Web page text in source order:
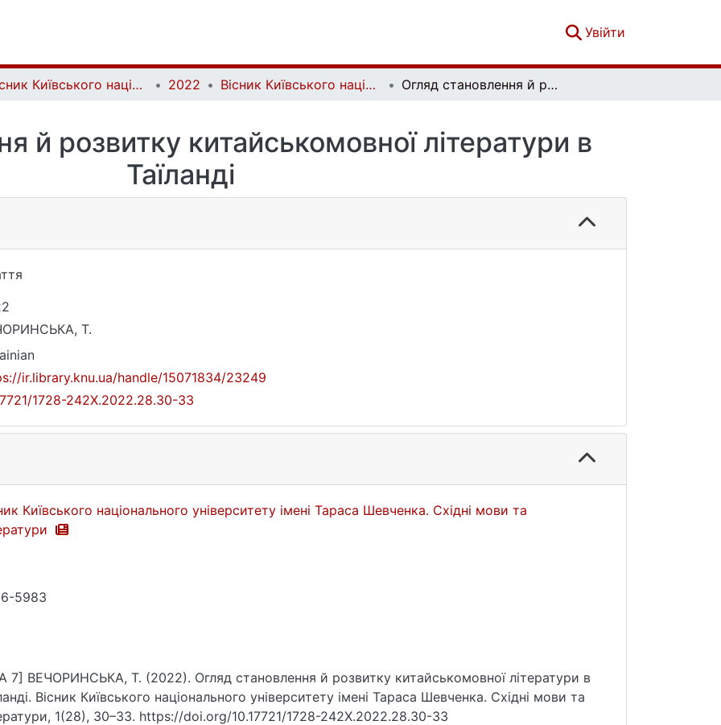
Увійти
Вісник Київського національного університету імені Тараса Шевченка. Східні мови та літератури | Bulletin of Taras Shevchenko National University of Kyiv. Oriental Languages and Literatures 2022 Вісник Київського національного університету імені Тараса Шевченка. Східні мови та літератури. Вип. 1(28) Огляд становлення й розвитку китайськомовної літератури в Таїланді
й розвитку китайськомовної літератури в
Таїланді
Т.
ir.library.knu.ua/handle/15071834/23249
1728-242X.2022.28.30-33
Київського національного університету імені Тараса Шевченка. Східні мови та
5983
7] ВЕЧОРИНСЬКА, Т. (2022). Огляд становлення й розвитку китайськомовної літератури в
Вісник Київського національного університету імені Тараса Шевченка. Східні мови та
1(28), 30–33. https://doi.org/10.17721/1728-242X.2022.28.30-33